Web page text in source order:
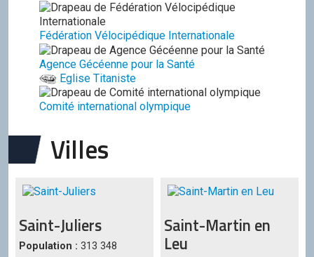
Fédération Vélocipédique Internationale
Agence Gécéenne pour la Santé
Eglise Titaniste
Comité international olympique
Villes
Saint-Juliers
Population : 313 348
Saint-Martin en
Leu